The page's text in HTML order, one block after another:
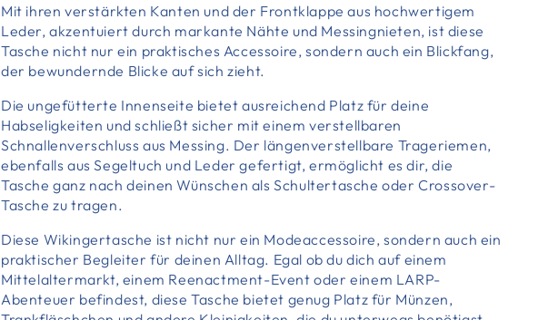
Mit ihren verstärkten Kanten und der Frontklappe aus hochwertigem
Leder, akzentuiert durch markante Nähte und Messingnieten, ist diese
Tasche nicht nur ein praktisches Accessoire, sondern auch ein Blickfang,
der bewundernde Blicke auf sich zieht.
Die ungefütterte Innenseite bietet ausreichend Platz für deine
Habseligkeiten und schließt sicher mit einem verstellbaren
Schnallenverschluss aus Messing. Der längenverstellbare Trageriemen,
ebenfalls aus Segeltuch und Leder gefertigt, ermöglicht es dir, die
Tasche ganz nach deinen Wünschen als Schultertasche oder Crossover-
Tasche zu tragen.
Diese Wikingertasche ist nicht nur ein Modeaccessoire, sondern auch ein
praktischer Begleiter für deinen Alltag. Egal ob du dich auf einem
Mittelaltermarkt, einem Reenactment-Event oder einem LARP-
Abenteuer befindest, diese Tasche bietet genug Platz für Münzen,